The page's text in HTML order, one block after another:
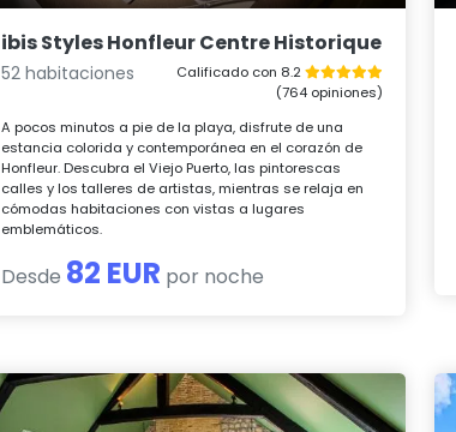
ibis Styles Honfleur Centre Historique
52 habitaciones
Calificado con 8.2
(764 opiniones)
A pocos minutos a pie de la playa, disfrute de una
estancia colorida y contemporánea en el corazón de
Honfleur. Descubra el Viejo Puerto, las pintorescas
calles y los talleres de artistas, mientras se relaja en
cómodas habitaciones con vistas a lugares
emblemáticos.
Desde 82 EUR por noche